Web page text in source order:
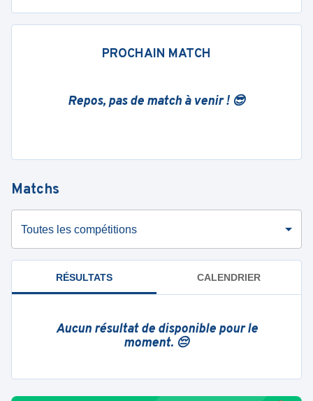
PROCHAIN MATCH
Repos, pas de match à venir ! 😎
Matchs
Toutes les compétitions
RÉSULTATS CALENDRIER
Aucun résultat de disponible pour le
moment. 😔